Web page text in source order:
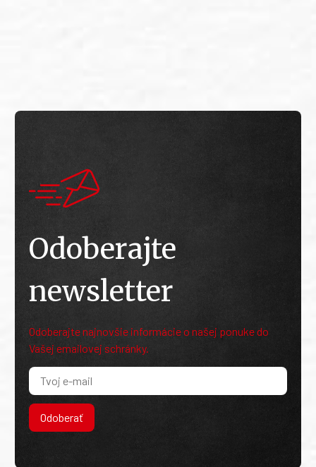
Odoberajte
newsletter
Odoberajte najnovšie informácie o našej ponuke do
Vašej emailovej schránky.
Odoberať